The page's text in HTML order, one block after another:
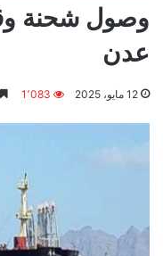
وصول شحنة
عدن
12 مايو، 2025 1٬083